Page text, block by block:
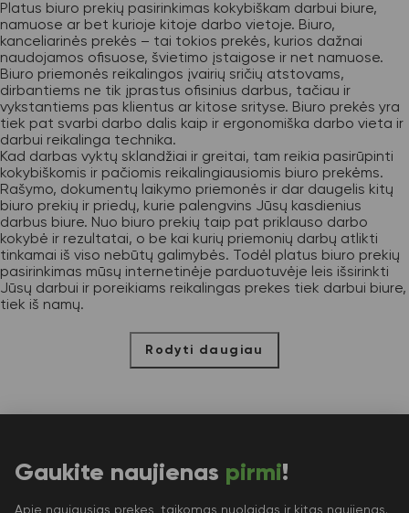
Platus biuro prekių pasirinkimas kokybiškam darbui biure,
namuose ar bet kurioje kitoje darbo vietoje. Biuro,
kanceliarinės prekės – tai tokios prekės, kurios dažnai
naudojamos ofisuose, švietimo įstaigose ir net namuose.
Biuro priemonės reikalingos įvairių sričių atstovams,
dirbantiems ne tik įprastus ofisinius darbus, tačiau ir
vykstantiems pas klientus ar kitose srityse. Biuro prekės yra
tiek pat svarbi darbo dalis kaip ir ergonomiška darbo vieta ir
darbui reikalinga technika.
Kad darbas vyktų sklandžiai ir greitai, tam reikia pasirūpinti
kokybiškomis ir pačiomis reikalingiausiomis biuro prekėms.
Rašymo, dokumentų laikymo priemonės ir dar daugelis kitų
biuro prekių ir priedų, kurie palengvins Jūsų kasdienius
darbus biure. Nuo biuro prekių taip pat priklauso darbo
kokybė ir rezultatai, o be kai kurių priemonių darbų atlikti
tinkamai iš viso nebūtų galimybės. Todėl platus biuro prekių
pasirinkimas mūsų internetinėje parduotuvėje leis išsirinkti
Jūsų darbui ir poreikiams reikalingas prekes tiek darbui biure,
tiek iš namų.
Rodyti daugiau
Gaukite naujienas pirmi!
Apie naujausias prekes, taikomas nuolaidas ir kitas naujienas.